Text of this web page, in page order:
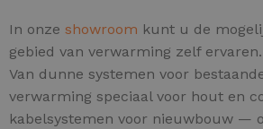
In onze showroom kunt u de
gebied van verwarming zelf ervaren.
Van dunne systemen voor
verwarming speciaal voor hout en
kabelsystemen voor nieuwbouw —